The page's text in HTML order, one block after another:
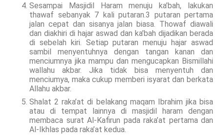
Sesampai Masjidil Haram menuju ka’bah, lakukan
thawaf sebanyak 7 kali putaran.3 putaran pertama
jalan cepat dan sisanya jalan biasa. Thowaf diawali
dan diakhiri di hajar aswad dan ka’bah dijadikan berada
di sebelah kiri. Setiap putaran menuju hajar aswad
sambil menyentuhnya dengan tangan kanan dan
menciumnya jika mampu dan mengucapkan Bismillahi
wallahu akbar. Jika tidak bisa menyentuh dan
menciumya, maka cukup memberi isyarat dan berkata
Allahu akbar.
Shalat 2 raka’at di belakang maqam Ibrahim jika bisa
atau di tempat lainnya di masjidil haram dengan
membaca surat Al-Kafirun pada raka’at pertama dan
Al-Ikhlas pada raka’at kedua.